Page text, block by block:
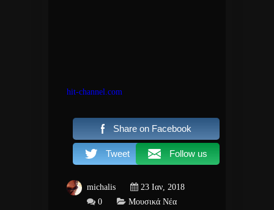
hit-channel.com
Share on Facebook
Tweet Follow us
michalis
23 Ιαν, 2018
0
Μουσικά Νέα